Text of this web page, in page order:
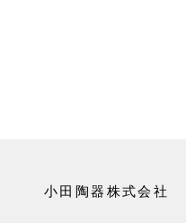
小田陶器株式会社